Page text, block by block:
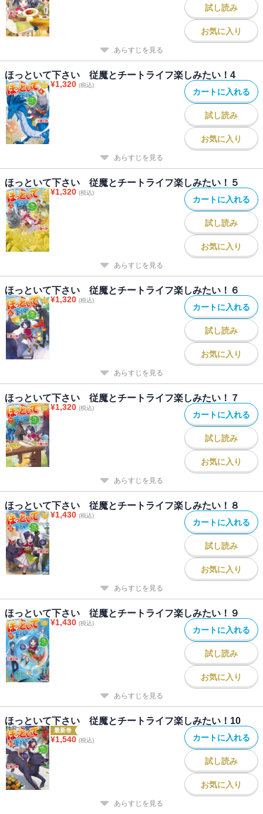
試し読み
お気に入り
あらすじを見る
ほっといて下さい 従魔とチートライフ楽しみたい！4
¥1,320 (税込)
カートに入れる
試し読み
お気に入り
あらすじを見る
ほっといて下さい 従魔とチートライフ楽しみたい！５
¥1,320 (税込)
カートに入れる
試し読み
お気に入り
あらすじを見る
ほっといて下さい 従魔とチートライフ楽しみたい！６
¥1,320 (税込)
カートに入れる
試し読み
お気に入り
あらすじを見る
ほっといて下さい 従魔とチートライフ楽しみたい！７
¥1,320 (税込)
カートに入れる
試し読み
お気に入り
あらすじを見る
ほっといて下さい 従魔とチートライフ楽しみたい！８
¥1,430 (税込)
カートに入れる
試し読み
お気に入り
あらすじを見る
ほっといて下さい 従魔とチートライフ楽しみたい！９
¥1,430 (税込)
カートに入れる
試し読み
お気に入り
あらすじを見る
ほっといて下さい 従魔とチートライフ楽しみたい！10
最新巻
¥1,540 (税込) カートに入れる
試し読み
お気に入り
あらすじを見る